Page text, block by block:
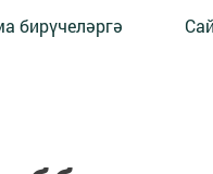
бирүчеләргә